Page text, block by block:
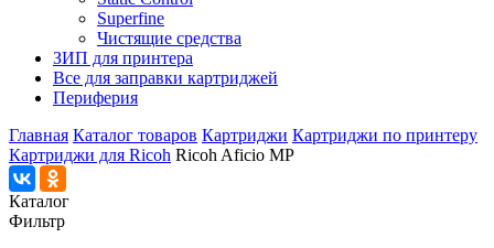
Superfine
Чистящие средства
ЗИП для принтера
Все для заправки картриджей
Периферия
Главная Каталог товаров Картриджи Картриджи по принтеру
Картриджи для Ricoh Ricoh Aficio MP
Каталог
Фильтр